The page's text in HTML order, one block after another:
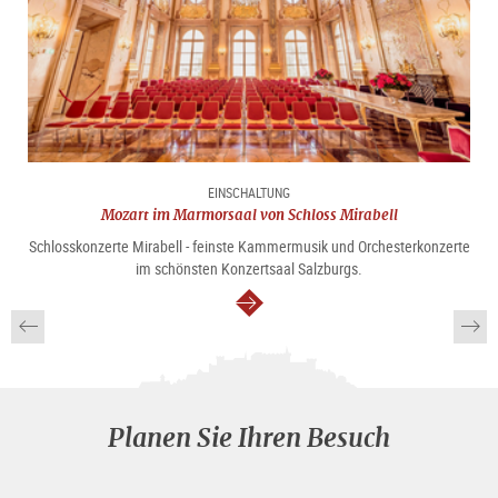
EINSCHALTUNG
Mozart im Marmorsaal von Schloss Mirabell
Schlosskonzerte Mirabell - feinste Kammermusik und Orchesterkonzerte
im schönsten Konzertsaal Salzburgs.
weiter
Planen Sie Ihren Besuch